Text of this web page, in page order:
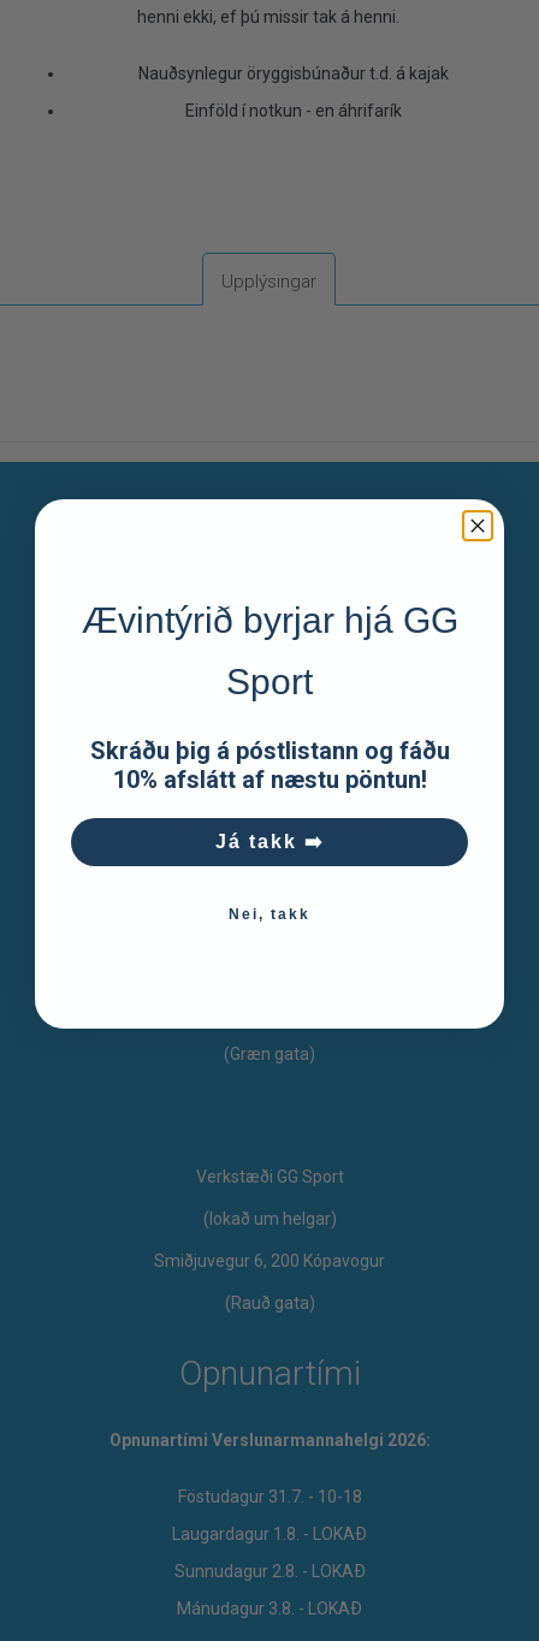
henni ekki, ef þú missir tak á henni.
Nauðsynlegur öryggisbúnaður t.d. á kajak
Einföld í notkun - en áhrifarík
Upplýsingar
Um okkur
Skilmálar
Starfsumsókn
Hafðu samband
s. 571 1020
(Græn gata)
Verkstæði GG Sport
​(lokað um helgar)
Smiðjuvegur 6, 200 Kópavogur
(Rauð gata)
Opnunartími
Opnunartími Verslunarmannahelgi 2026:
Föstudagur 31.7. - 10-18
Laugardagur 1.8. - LOKAÐ
Sunnudagur 2.8. - LOKAÐ
Mánudagur 3.8. - LOKAÐ
Ævintýrið byrjar hjá GG
Sport
Skráðu þig á póstlistann og fáðu
10% afslátt af næstu pöntun!
Já takk ➡️
Nei, takk